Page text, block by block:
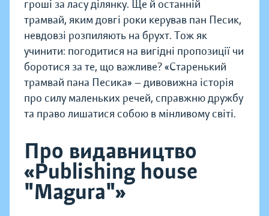
гроші за ласу ділянку. Ще й останній
трамвай, яким довгі роки керував пан Песик,
невдовзі розпиляють на брухт. Тож як
учинити: погодитися на вигідні пропозиції чи
боротися за те, що важливе? «Старенький
трамвай пана Песика» — дивовижна історія
про силу маленьких речей, справжню дружбу
та право лишатися собою в мінливому світі.
Про видавництво
«Publishing house
"Magura"»